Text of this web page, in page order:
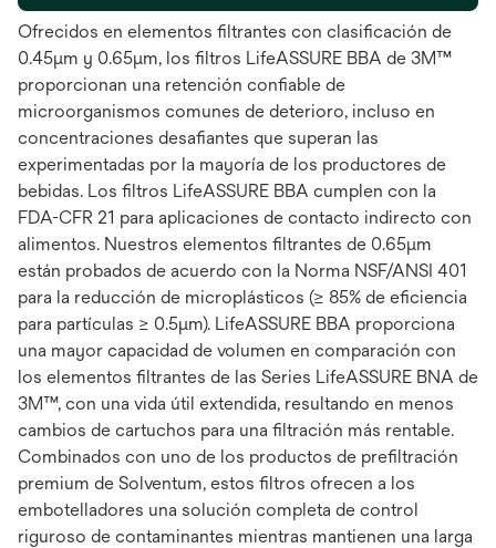
Ofrecidos en elementos filtrantes con clasificación de
0.45μm y 0.65μm, los filtros LifeASSURE BBA de 3M™
proporcionan una retención confiable de
microorganismos comunes de deterioro, incluso en
concentraciones desafiantes que superan las
experimentadas por la mayoría de los productores de
bebidas. Los filtros LifeASSURE BBA cumplen con la
FDA-CFR 21 para aplicaciones de contacto indirecto con
alimentos. Nuestros elementos filtrantes de 0.65μm
están probados de acuerdo con la Norma NSF/ANSI 401
para la reducción de microplásticos (≥ 85% de eficiencia
para partículas ≥ 0.5μm). LifeASSURE BBA proporciona
una mayor capacidad de volumen en comparación con
los elementos filtrantes de las Series LifeASSURE BNA de
3M™, con una vida útil extendida, resultando en menos
cambios de cartuchos para una filtración más rentable.
Combinados con uno de los productos de prefiltración
premium de Solventum, estos filtros ofrecen a los
embotelladores una solución completa de control
riguroso de contaminantes mientras mantienen una larga